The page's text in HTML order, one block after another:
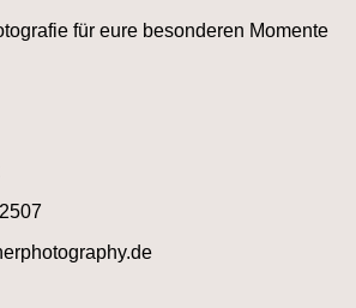
für eure besonderen Momente